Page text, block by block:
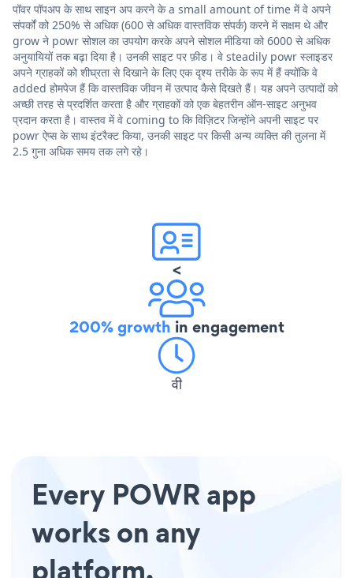
पॉवर पॉपअप के साथ साइन अप करने के a small amount of time में वे अपने
संपर्कों को 250% से अधिक (600 से अधिक वास्तविक संपर्क) करने में सक्षम थे और
grow ने powr सोशल का उपयोग करके अपने सोशल मीडिया को 6000 से अधिक
अनुयायियों तक बढ़ा दिया है। उनकी साइट पर फ़ीड। वे steadily powr स्लाइडर
अपने ग्राहकों को शीघ्रता से दिखाने के लिए एक दृश्य तरीके के रूप में हैं क्योंकि वे
added होमपेज हैं कि वास्तविक जीवन में उत्पाद कैसे दिखते हैं। यह अपने उत्पादों को
अच्छी तरह से प्रदर्शित करता है और ग्राहकों को एक बेहतरीन ऑन-साइट अनुभव
प्रदान करता है। वास्तव में वे coming to कि विज़िटर जिन्होंने अपनी साइट पर
powr ऐप्स के साथ इंटरैक्ट किया, उनकी साइट पर किसी अन्य व्यक्ति की तुलना में
2.5 गुना अधिक समय तक लगे रहे।
<
200% growth in engagement
वी
Every POWR app
works on any
platform.